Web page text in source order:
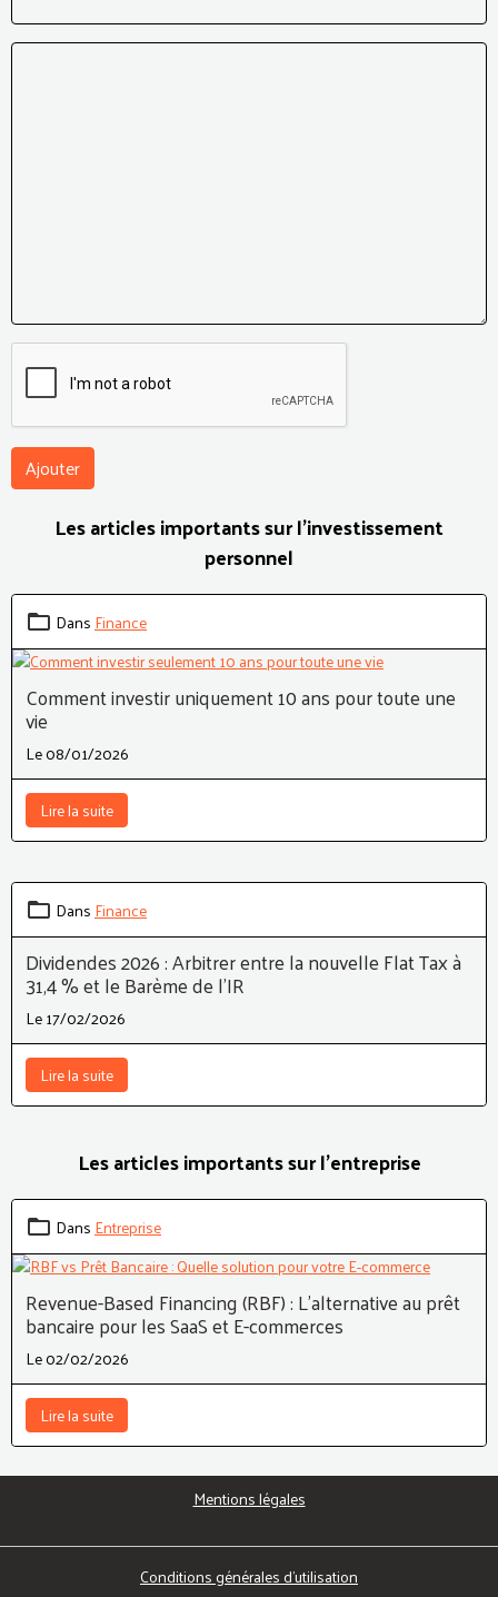
Ajouter
Les articles importants sur l'investissement
personnel
DansFinance
Comment investir uniquement 10 ans pour toute une
vie
Le 08/01/2026
Lire la suite
DansFinance
Dividendes 2026 : Arbitrer entre la nouvelle Flat Tax à
31,4 % et le Barème de l’IR
Le 17/02/2026
Lire la suite
Les articles importants sur l'entreprise
DansEntreprise
Revenue-Based Financing (RBF) : L'alternative au prêt
bancaire pour les SaaS et E-commerces
Le 02/02/2026
Lire la suite
Mentions légales
Conditions générales d'utilisation